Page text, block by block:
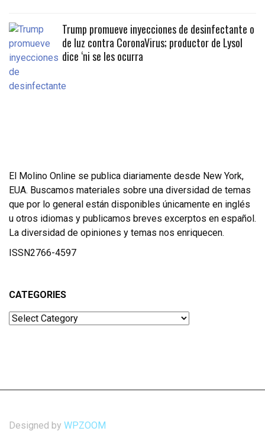
Trump promueve inyecciones de desinfectante o
de luz contra CoronaVirus; productor de Lysol
dice ‘ni se les ocurra
El Molino Online se publica diariamente desde New York,
EUA. Buscamos materiales sobre una diversidad de temas
que por lo general están disponibles únicamente en inglés
u otros idiomas y publicamos breves excerptos en español.
La diversidad de opiniones y temas nos enriquecen.
ISSN2766-4597
CATEGORIES
Categories
Designed by WPZOOM